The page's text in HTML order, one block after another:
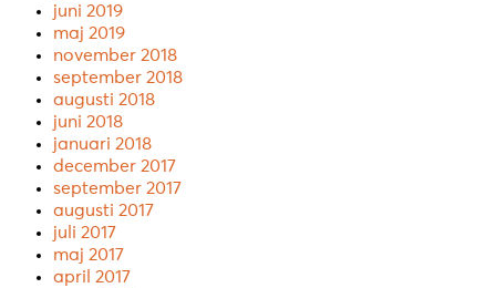
juni 2019
maj 2019
november 2018
september 2018
augusti 2018
juni 2018
januari 2018
december 2017
september 2017
augusti 2017
juli 2017
maj 2017
april 2017